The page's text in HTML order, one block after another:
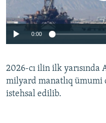
Auto 240p
0:00
2026-cı ilin ilk yarısında
milyard manatlıq
istehsal edilib.